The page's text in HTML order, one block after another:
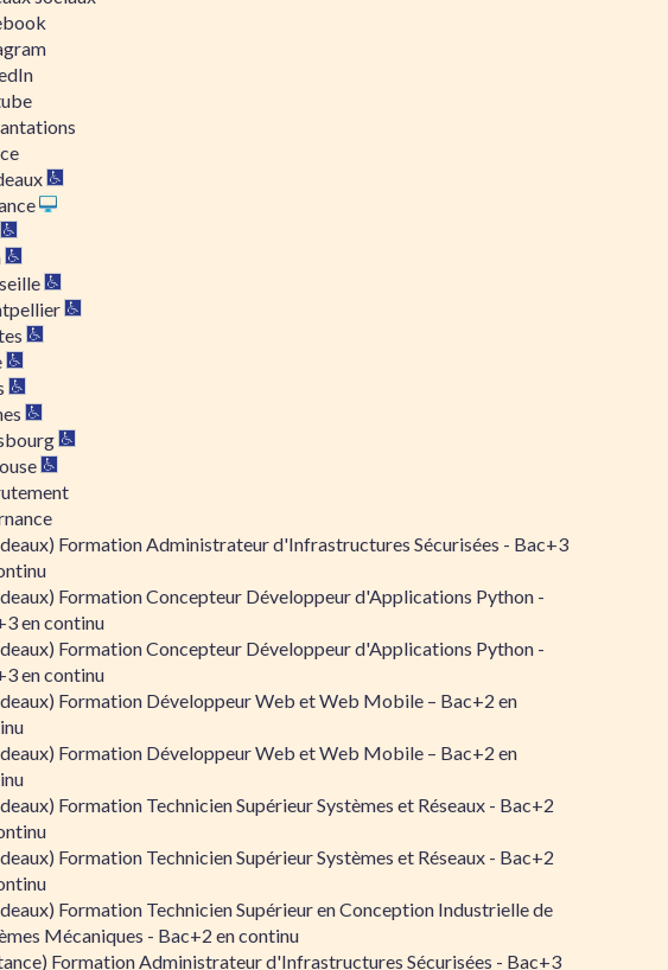
Formation Administrateur d'Infrastructures Sécurisées - Bac+3
Formation Concepteur Développeur d'Applications Python -
en continu
Formation Concepteur Développeur d'Applications Python -
en continu
Formation Développeur Web et Web Mobile – Bac+2 en
Formation Développeur Web et Web Mobile – Bac+2 en
Formation Technicien Supérieur Systèmes et Réseaux - Bac+2
Formation Technicien Supérieur Systèmes et Réseaux - Bac+2
Formation Technicien Supérieur en Conception Industrielle de
Mécaniques - Bac+2 en continu
Formation Administrateur d'Infrastructures Sécurisées - Bac+3